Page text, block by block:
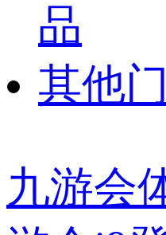
品
其他
九游会